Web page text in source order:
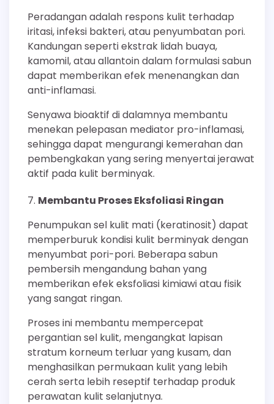
Peradangan adalah respons kulit terhadap
iritasi, infeksi bakteri, atau penyumbatan pori.
Kandungan seperti ekstrak lidah buaya,
kamomil, atau allantoin dalam formulasi sabun
dapat memberikan efek menenangkan dan
anti-inflamasi.
Senyawa bioaktif di dalamnya membantu
menekan pelepasan mediator pro-inflamasi,
sehingga dapat mengurangi kemerahan dan
pembengkakan yang sering menyertai jerawat
aktif pada kulit berminyak.
Membantu Proses Eksfoliasi Ringan
Penumpukan sel kulit mati (keratinosit) dapat
memperburuk kondisi kulit berminyak dengan
menyumbat pori-pori. Beberapa sabun
pembersih mengandung bahan yang
memberikan efek eksfoliasi kimiawi atau fisik
yang sangat ringan.
Proses ini membantu mempercepat
pergantian sel kulit, mengangkat lapisan
stratum korneum terluar yang kusam, dan
menghasilkan permukaan kulit yang lebih
cerah serta lebih reseptif terhadap produk
perawatan kulit selanjutnya.